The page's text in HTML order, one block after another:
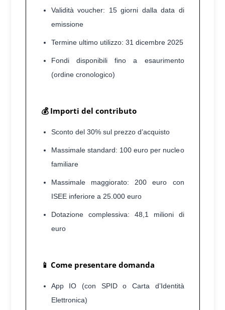
Validità voucher: 15 giorni dalla data di
emissione
Termine ultimo utilizzo: 31 dicembre 2025
Fondi disponibili fino a esaurimento
(ordine cronologico)
💰 Importi del contributo
Sconto del 30% sul prezzo d’acquisto
Massimale standard: 100 euro per nucleo
familiare
Massimale maggiorato: 200 euro con
ISEE inferiore a 25.000 euro
Dotazione complessiva: 48,1 milioni di
euro
📱 Come presentare domanda
App IO (con SPID o Carta d’Identità
Elettronica)